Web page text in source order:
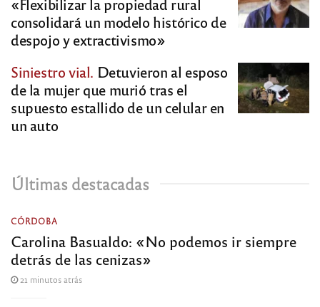
consolidará un modelo histórico de
despojo y extractivismo»
Siniestro vial. Detuvieron al esposo
de la mujer que murió tras el
supuesto estallido de un celular en
un auto
Últimas destacadas
CÓRDOBA
Carolina Basualdo: «No podemos ir siempre
detrás de las cenizas»
21 minutos atrás